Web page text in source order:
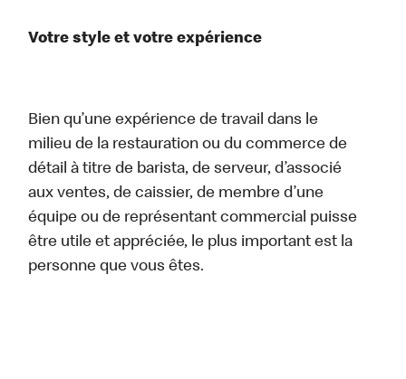
Votre style et votre expérience
Bien qu’une expérience de travail dans le
milieu de la restauration ou du commerce de
détail à titre de barista, de serveur, d’associé
aux ventes, de caissier, de membre d’une
équipe ou de représentant commercial puisse
être utile et appréciée, le plus important est la
personne que vous êtes.